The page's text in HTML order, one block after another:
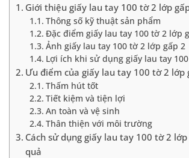
Giới thiệu giấy lau tay 100 tờ 2 lớp
Thông số kỹ thuật sản phẩm
Đặc điểm giấy lau tay 100 tờ 2 lớp
Ảnh giấy lau tay 100 tờ 2 lớp gấp 2
Lợi ích khi sử dụng giấy lau tay
Ưu điểm của giấy lau tay 100 tờ 2 lớp
Thấm hút tốt
Tiết kiệm và tiện lợi
An toàn và vệ sinh
Thân thiện với môi trường
Cách sử dụng giấy lau tay 100 tờ 2
quả